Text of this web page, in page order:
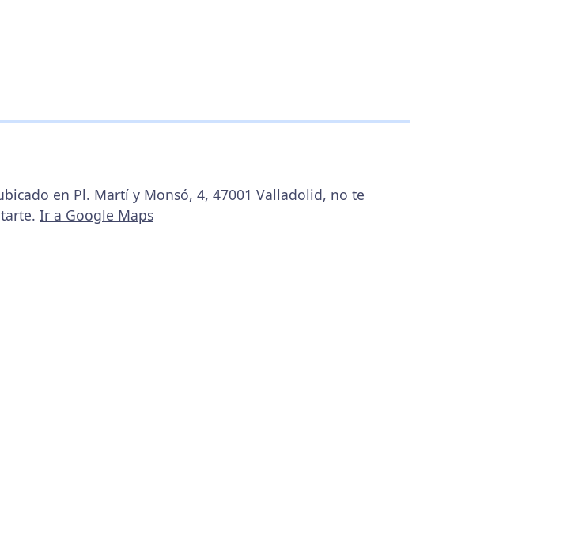
en Pl. Martí y Monsó, 4, 47001 Valladolid, no te
Ir a Google Maps